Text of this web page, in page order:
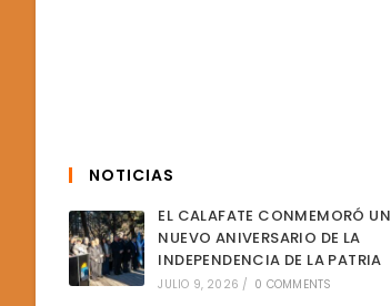
NOTICIAS
EL CALAFATE CONMEMORÓ UN
NUEVO ANIVERSARIO DE LA
INDEPENDENCIA DE LA PATRIA
JULIO 9, 2026 / 0 COMMENTS